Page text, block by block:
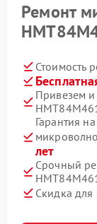
Ремонт
Стоимость
Привезем
Гарантия
лет
Срочный
Скидка для